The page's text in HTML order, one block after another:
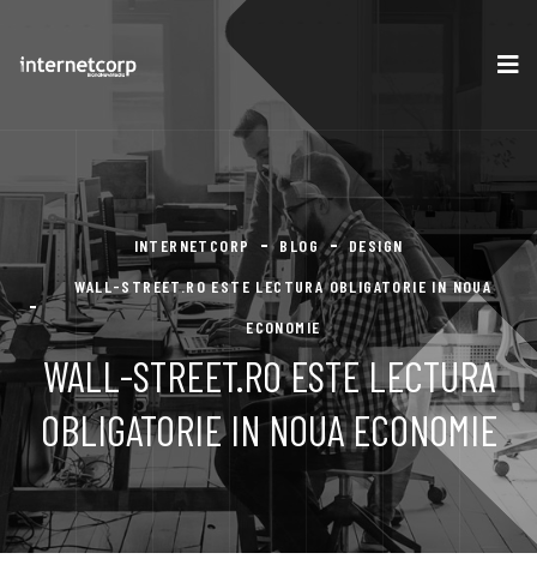
INTERNETCORP BLOG
DESIGN
WALL-STREET.RO ESTE LECTURA OBLIGATORIE IN NOUA
ECONOMIE
WALL-STREET.RO ESTE LECTURA
OBLIGATORIE IN NOUA ECONOMIE